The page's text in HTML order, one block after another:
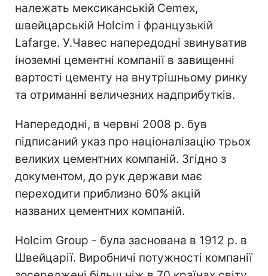
належать мексиканській Cemex,
швейцарській Holcim і французькій
Lafarge. У.Чавес напередодні звинуватив
іноземні цементні компанії в завищенні
вартості цементу на внутрішньому ринку
та отриманні величезних надприбутків.
Напередодні, в червні 2008 р. був
підписаний указ про націоналізацію трьох
великих цементних компаній. Згідно з
документом, до рук держави має
переходити приблизно 60% акцій
названих цементних компаній.
Holcim Group - була заснована в 1912 р. в
Швейцарії. Виробничі потужності компанії